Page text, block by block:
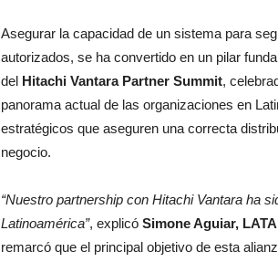
Asegurar la capacidad de un sistema para
autorizados, se ha convertido en un pilar
del Hitachi Vantara Partner Summit,
panorama actual de las organizaciones en
estratégicos que aseguren una correcta
negocio.
“Nuestro partnership con Hitachi Vantara ha
Latinoamérica”, explicó Simone Aguiar,
remarcó que el principal objetivo de esta